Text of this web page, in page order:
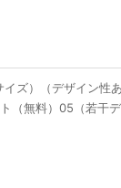
ズ）（デザイン性
無料）05（若干